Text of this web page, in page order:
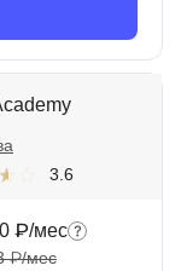
3.6
₽/мес
₽/мес